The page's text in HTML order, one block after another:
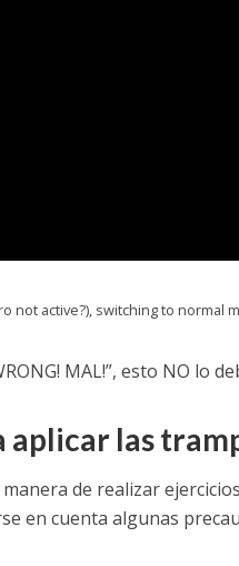
not active?), switching to normal
MAL!”, esto NO lo
aplicar las
de realizar
en cuenta algunas